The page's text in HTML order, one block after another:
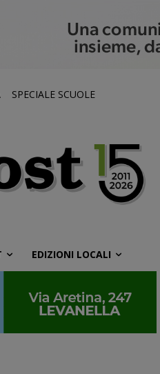
SPECIALE SCUOLE
EDIZIONI LOCALI